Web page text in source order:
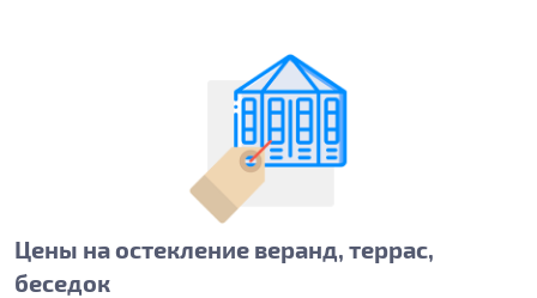
Цены на остекление веранд, террас,
беседок